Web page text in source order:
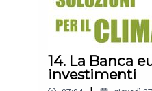
14. La Banca
investimenti